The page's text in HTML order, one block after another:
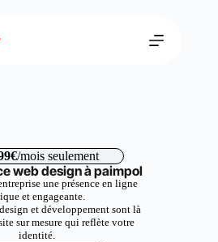
/mois seulement
web design à paimpol
une présence en ligne
et engageante.
et développement sont là
sur mesure qui reflète votre
identité.